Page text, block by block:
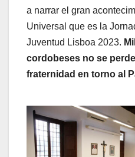
a narrar el gran
Universal que es la
Juventud Lisboa 2023.
cordobeses no se
fraternidad en torno al